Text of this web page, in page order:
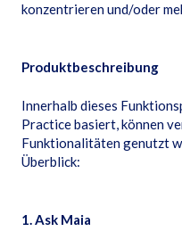
konzentrieren und/oder
Produktbeschreibung
Innerhalb dieses
Practice basiert, können
Funktionalitäten genutzt
Überblick:
1. Ask Maia